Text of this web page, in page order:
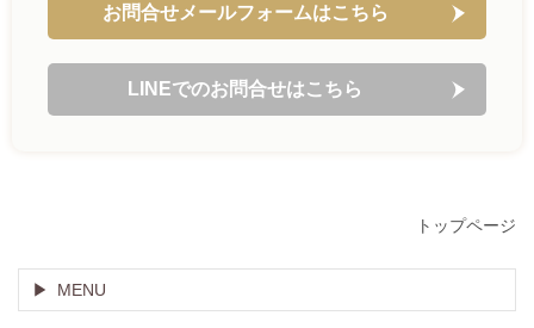
お問合せメールフォームはこちら
LINEでのお問合せはこちら
トップページ
MENU